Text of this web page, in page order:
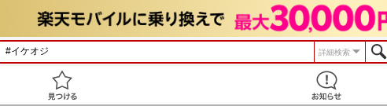
詳細検索